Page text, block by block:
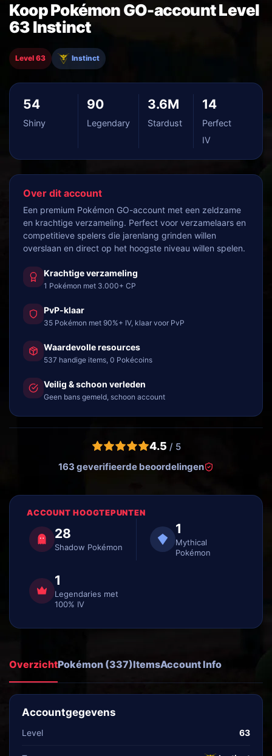
Koop Pokémon GO-account Level
63 Instinct
Level 63 Instinct
54
Shiny
90
Legendary
3.6M
Stardust
14
Perfect
IV
Over dit account
Een premium Pokémon GO-account met een zeldzame
en krachtige verzameling. Perfect voor verzamelaars en
competitieve spelers die jarenlang grinden willen
overslaan en direct op het hoogste niveau willen spelen.
Krachtige verzameling
1 Pokémon met 3.000+ CP
PvP-klaar
35 Pokémon met 90%+ IV, klaar voor PvP
Waardevolle resources
537 handige items, 0 Pokécoins
Veilig & schoon verleden
Geen bans gemeld, schoon account
4.5 / 5
163 geverifieerde beoordelingen
ACCOUNT HOOGTEPUNTEN
28
Shadow Pokémon
1
Mythical
Pokémon
1
Legendaries met
100% IV
OverzichtPokémon (337)ItemsAccount Info
Accountgegevens
Level 63